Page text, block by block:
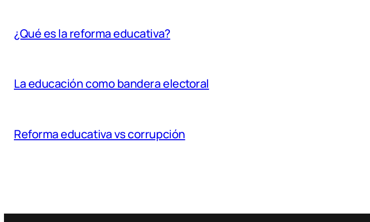
¿Qué es la reforma educativa?
La educación como bandera electoral
Reforma educativa vs corrupción